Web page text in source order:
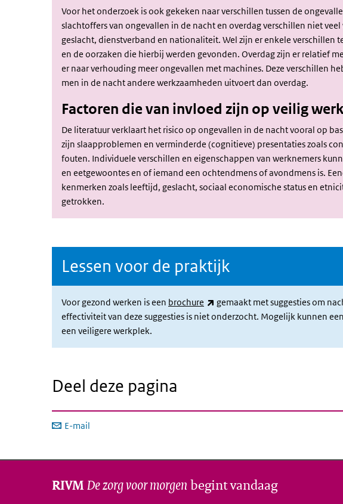
Voor het onderzoek is ook gekeken naar verschillen tussen de
slachtoffers van ongevallen in de nacht en overdag verschillen niet
geslacht, dienstverband en nationaliteit. Wel zijn er enkele verschillen
en de oorzaken die hierbij werden gevonden. Overdag zijn er relatief
er naar verhouding meer ongevallen met machines. Deze verschillen
men in de nacht andere werkzaamheden uitvoert dan overdag.
Factoren die van invloed zijn op veilig
De literatuur verklaart het risico op ongevallen in de nacht vooral op
zijn slaapproblemen en verminderde (cognitieve) presentaties zoals
fouten. Individuele verschillen en eigenschappen van werknemers
en eetgewoontes en of iemand een ochtendmens of avondmens is.
kenmerken zoals leeftijd, geslacht, sociaal economische status en
getrokken.
Lessen voor de praktijk
Voor gezond werken is een brochure (externe link)
gemaakt met suggesties om
effectiviteit van deze suggesties is niet onderzocht. Mogelijk kunnen
een veiligere werkplek.
Deel deze pagina
E-mail
RIVMDe zorg voor morgen begint vandaag